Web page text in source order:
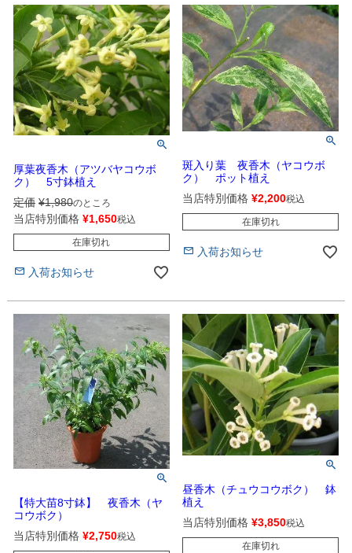
厚葉夜香木（アツバヤコウボ
ク） 5寸鉢植え
定価 ¥1,980のところ
当店特別価格 ¥1,650税込
在庫切れ
入荷お知らせ
斑入り葉 夜香木（ヤコウボ
ク） ポット植え
当店特別価格 ¥2,200税込
在庫切れ
入荷お知らせ
【特大苗8寸鉢】 夜香木（ヤ
コウボク）
当店特別価格 ¥2,750税込
昼香木（チュウコウボク） 鉢
植え
当店特別価格 ¥3,850税込
在庫切れ